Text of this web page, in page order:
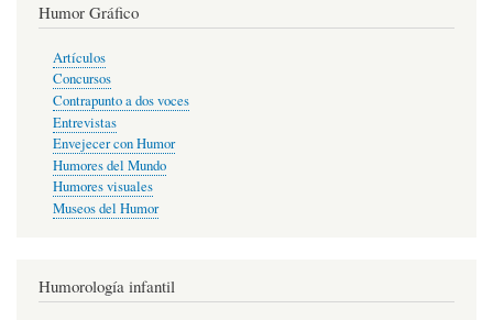
Humor Gráfico
Artículos
Concursos
Contrapunto a dos voces
Entrevistas
Envejecer con Humor
Humores del Mundo
Humores visuales
Museos del Humor
Humorología infantil